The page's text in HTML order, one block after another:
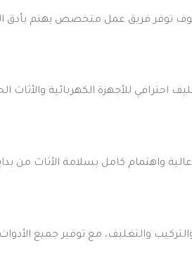
فريق عمل متخصص يهتم بأدق
للأجهزة الكهربائية والأثاث
كامل بسلامة الأثاث من
والتغليف، مع توفير جميع